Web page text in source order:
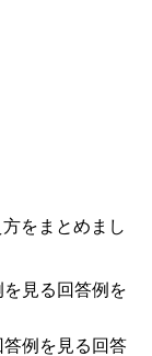
をまとめまし
を見る 回答例を
答例を見る 回答